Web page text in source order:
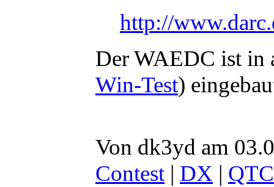
http://
Der WAEDC ist in
Win-Test)
Von dk3yd am
Contest | DX | QTC